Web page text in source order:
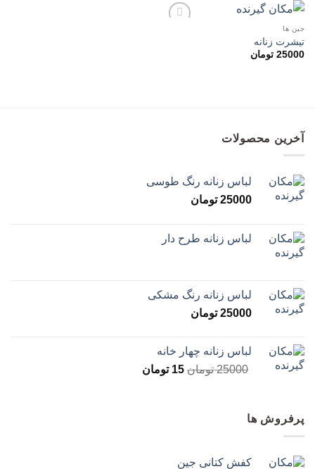
جین ها
تیشرت زنانه
25000 تومان
آخرین محصولات
لباس زنانه رنگ طوسی
25000 تومان
لباس زنانه طرح دار
لباس زنانه رنگ مشکی
25000 تومان
لباس زنانه چهار خانه
25000 تومان 15 تومان
پرفروش ها
کفش کتانی جین